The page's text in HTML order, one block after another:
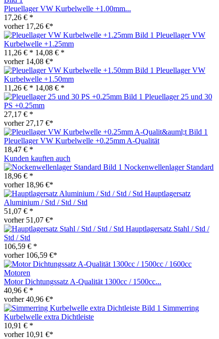
Pleuellager VW Kurbelwelle +1.00mm...
17,26 € *
vorher 17,26 €*
Pleuellager VW
Kurbelwelle +1.25mm
11,26 € * 14,08 € *
vorher 14,08 €*
Pleuellager VW
Kurbelwelle +1.50mm
11,26 € * 14,08 € *
Pleuellager 25 und 30
PS +0.25mm
27,17 € *
vorher 27,17 €*
Pleuellager VW Kurbelwelle +0.25mm A-Qualität
18,47 € *
Kunden kauften auch
Nockenwellenlager Standard
18,96 € *
vorher 18,96 €*
Hauptlagersatz
Aluminium / Std / Std / Std
51,07 € *
vorher 51,07 €*
Hauptlagersatz Stahl / Std /
Std / Std
106,59 € *
vorher 106,59 €*
Motor Dichtungssatz A-Qualität 1300cc / 1500cc...
40,96 € *
vorher 40,96 €*
Simmerring
Kurbelwelle extra Dichtleiste
10,91 € *
vorher 10,91 €*